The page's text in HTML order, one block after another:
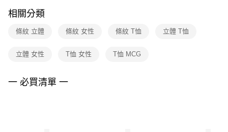
※ 交易是否成功請以「AFTEE先享後付 」之結帳頁面顯示為準，若有關於
是否繳費成功／繳費後需取消欲退款等相關疑問，請聯繫「AFTEE先享後付
客戶支援中心」
https://netprotections.freshdesk.com/support/home
１．透過由恩沛科技股份有限公司提供之「AFTEE先享後付」服務完成之交
２．關於個人資料處理事宜，請瀏覽以下網址：
相關分類
條紋 立體 條紋 女性 條紋 T恤 立體 T恤
立體 女性 T恤 女性 T恤 MCG
一 必買清單 一